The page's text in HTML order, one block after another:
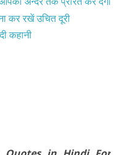
कर रखें उचित दूरी
कहानी